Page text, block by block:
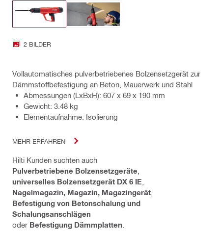
2 BILDER
Vollautomatisches pulverbetriebenes Bolzensetzgerät zur
Dämmstoffbefestigung an Beton, Mauerwerk und Stahl
Abmessungen (LxBxH): 607 x 69 x 190 mm
Gewicht: 3.48 kg
Elementaufnahme: Isolierung
MEHR ERFAHREN
Hilti Kunden suchten auch
Pulverbetriebene Bolzensetzgeräte
universelles Bolzensetzgerät DX 6 IE
Nagelmagazin, Magazin, Magazingerät
Befestigung von Betonschalung und
Schalungsanschlägen
oder Befestigung Dämmplatten